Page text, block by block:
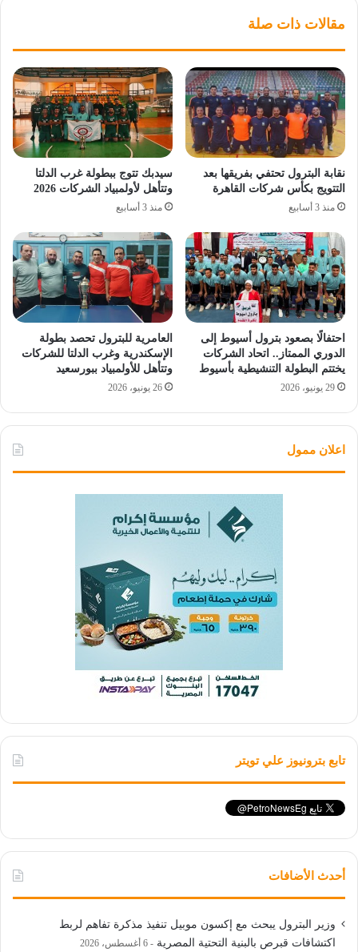
مقالات ذات صلة
نقابة البترول تحتفي بفريقها بعد
التتويج بكأس شركات القاهرة
منذ 3 أسابيع
سيدبك تتوج ببطولة غرب الدلتا
وتتأهل لأولمبياد الشركات 2026
منذ 3 أسابيع
احتفالًا بصعود بترول أسيوط إلى
الدوري الممتاز.. اتحاد الشركات
يختتم البطولة التنشيطية بأسيوط
29 يونيو، 2026
العامرية للبترول تحصد بطولة
الإسكندرية وغرب الدلتا للشركات
وتتأهل للأولمبياد ببورسعيد
26 يونيو، 2026
اعلان ممول
تابع بترونيوز علي تويتر
أحدث الأضافات
وزير البترول يبحث مع إكسون موبيل تنفيذ مذكرة تفاهم لربط
اكتشافات قبرص بالبنية التحتية المصرية
6 أغسطس، 2026